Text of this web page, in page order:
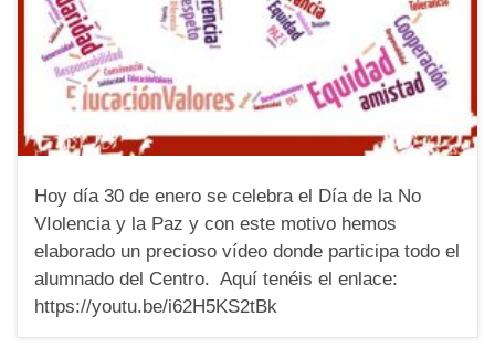
Hoy día 30 de enero se celebra el Día de la No
VIolencia y la Paz y con este motivo hemos
elaborado un precioso vídeo donde participa todo el
alumnado del Centro. Aquí tenéis el enlace:
https://youtu.be/i62H5KS2tBk